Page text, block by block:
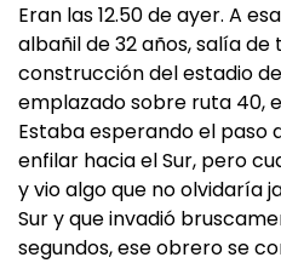
Eran las 12.50 de ayer. A
albañil de 32 años, salía
construcción del estadio
emplazado sobre ruta 40,
Estaba esperando el paso
enfilar hacia el Sur, pero
y vio algo que no olvidaría
Sur y que invadió
segundos, ese obrero se